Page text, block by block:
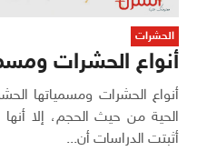
الحشرات
أنواع الحشرات
أنواع الحشرات ومسمياتها
الحية من حيث الحجم، إلا أنها
أثبتت الدراسات أن...